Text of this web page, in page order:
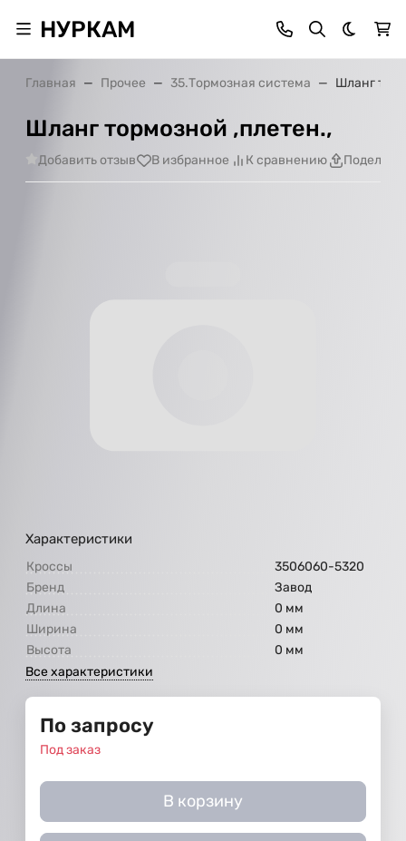
НУРКАМ Темная
Главная Прочее 35.Тормозная система Шланг
Шланг тормозной ,плетен.,
Добавить отзыв В избранное К сравнению
Характеристики
Кроссы
3506060-5320
Бренд
Завод
Длина
0 мм
Ширина
0 мм
Высота
0 мм
Все характеристики
По запросу
Под заказ
В корзину